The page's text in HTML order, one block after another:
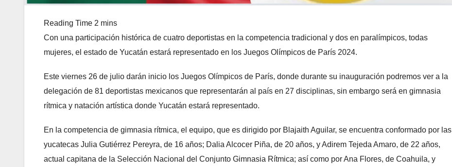
Con una participación histórica de cuatro deportistas en la competencia tradicional y dos en paralímpicos, todas
mujeres, el estado de Yucatán estará representado en los Juegos Olímpicos de París 2024.
Este viernes 26 de julio darán inicio los Juegos Olímpicos de París, donde durante su inauguración podremos ver a la
delegación de 81 deportistas mexicanos que representarán al país en 27 disciplinas, sin embargo será en gimnasia
rítmica y natación artística donde Yucatán estará representado.
En la competencia de gimnasia rítmica, el equipo, que es dirigido por Blajaith Aguilar, se encuentra conformado por las
yucatecas Julia Gutiérrez Pereyra, de 16 años; Dalia Alcocer Piña, de 20 años, y Adirem Tejeda Amaro, de 22 años,
actual capitana de la Selección Nacional del Conjunto Gimnasia Rítmica; así como por Ana Flores, de Coahuila, y